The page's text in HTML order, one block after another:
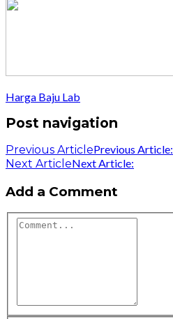
Harga Baju Lab
Post navigation
Previous ArticlePrevious Article:
Next ArticleNext Article:
Add a Comment